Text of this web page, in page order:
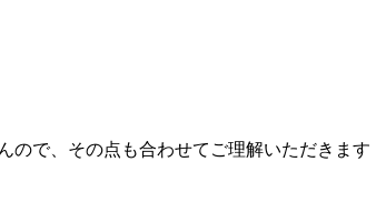
ので、その点も合わせてご理解いただきます